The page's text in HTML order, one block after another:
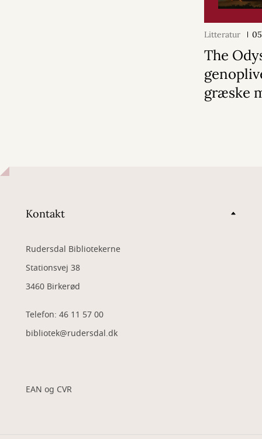
Litteratur
The
græske
Kontakt
Rudersdal Bibliotekerne
Stationsvej 38
3460 Birkerød
Telefon: 46 11 57 00
bibliotek@rudersdal.dk
EAN og CVR